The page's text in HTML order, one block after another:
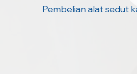
Pembelian alat sedut